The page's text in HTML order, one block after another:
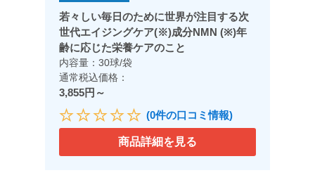
若々しい毎日のために世界が注目する次
世代エイジングケア(※)成分NMN (※)年
齢に応じた栄養ケアのこと
内容量：30球/袋
通常税込価格：
3,855円～
(0件の口コミ情報)
商品詳細を見る